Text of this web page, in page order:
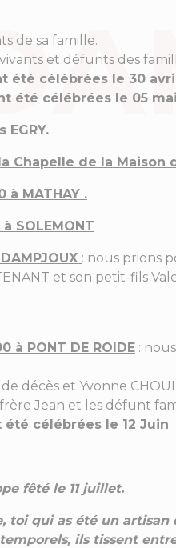
de sa famille.
et défunts des
été célébrées le 30
été célébrées le 05
EGRY.
Chapelle de la Maison
à MATHAY .
SOLEMONT
: nous prions
et son petit-fils
à PONT DE ROIDE :
décès et Yvonne
Jean et les défunt
célébrées le 12 Juin
fêté le 11 juillet.
toi qui as été un
ils tissent